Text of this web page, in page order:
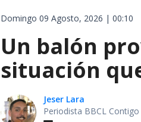
Domingo 09 Agosto, 2026 | 00:10
Un balón
situación
Jeser Lara
Periodista BBCL Contigo